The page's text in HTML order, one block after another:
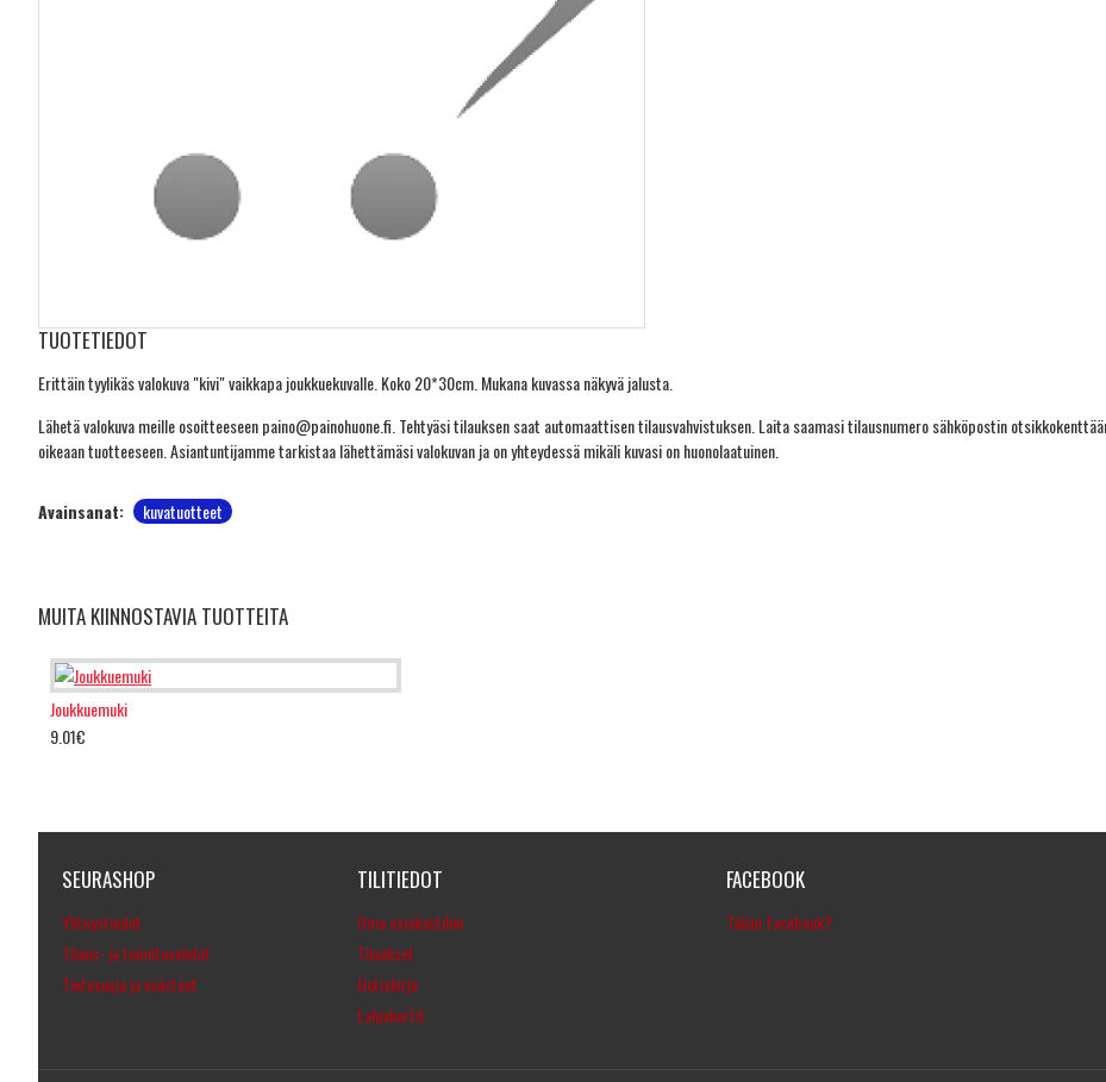
TUOTETIEDOT
Erittäin tyylikäs valokuva "kivi" vaikkapa joukkuekuvalle. Koko 20*30cm. Mukana kuvassa näkyvä jalusta.
Lähetä valokuva meille osoitteeseen paino@painohuone.fi. Tehtyäsi tilauksen saat automaattisen tilausvahvistuksen. Laita saamasi tilausnumero sähköpostin
oikeaan tuotteeseen. Asiantuntijamme tarkistaa lähettämäsi valokuvan ja on yhteydessä mikäli kuvasi on huonolaatuinen.
Avainsanat: kuvatuotteet
MUITA KIINNOSTAVIA TUOTTEITA
Joukkuemuki
9.01€
SEURASHOP
Yhteystiedot
Tilaus- ja toimitusehdot
Tietosuoja ja evästeet
TILITIEDOT
Oma asiakastilini
Tilaukset
Uutiskirje
Lahjakortit
FACEBOOK
Tähän facebook?